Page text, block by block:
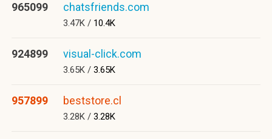
965099 chatsfriends.com
3.47K / 10.4K
924899 visual-click.com
3.65K / 3.65K
957899 beststore.cl
3.28K / 3.28K